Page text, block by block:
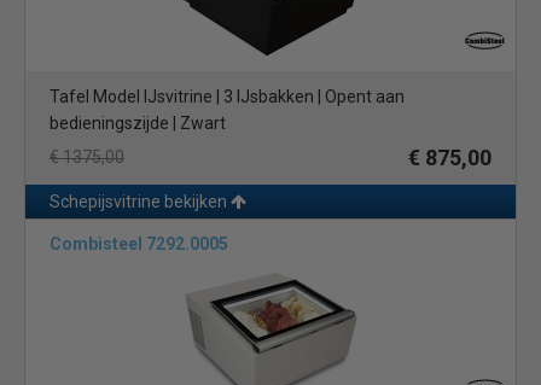
Tafel Model IJsvitrine | 3 IJsbakken | Opent aan
bedieningszijde | Zwart
€ 1375,00
€ 875,00
Schepijsvitrine bekijken
Combisteel 7292.0005